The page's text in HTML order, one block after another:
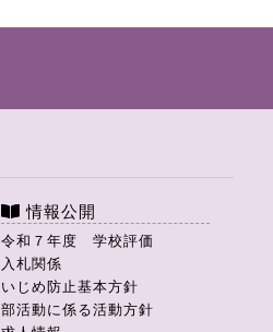
情報公開
令和７年度 学校評価
入札関係
いじめ防止基本方針
部活動に係る活動方針